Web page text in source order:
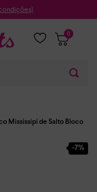
0
Mississipi de Salto Bloco
-7%